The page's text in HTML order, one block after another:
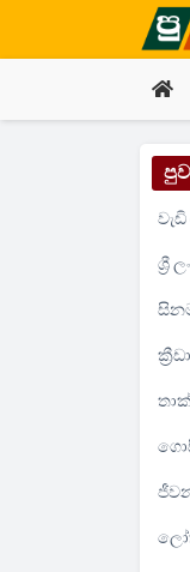
ශ්‍රී
ක්‍රීඩා